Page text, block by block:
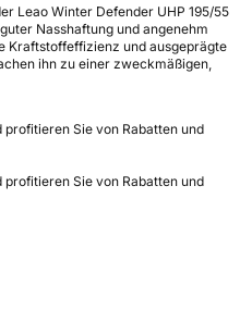
Leao Winter Defender UHP 195/55
Nasshaftung und angenehm
Kraftstoffeffizienz und ausgeprägte
ihn zu einer zweckmäßigen,
Sie von Rabatten und
Sie von Rabatten und